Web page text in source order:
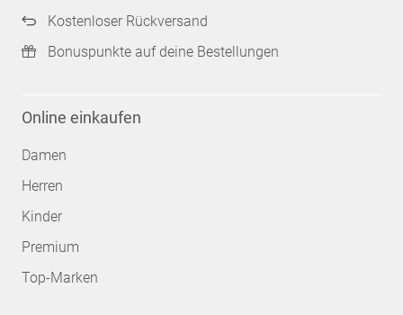
Kostenloser Rückversand
Bonuspunkte auf deine Bestellungen
Online einkaufen
Damen
Herren
Kinder
Premium
Top-Marken